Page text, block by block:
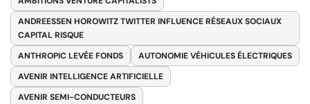
ANDREESSEN HOROWITZ TWITTER INFLUENCE RÉSEAUX SOCIAUX
CAPITAL RISQUE
ANTHROPIC LEVÉE FONDS
AUTONOMIE VÉHICULES ÉLECTRIQUES
AVENIR INTELLIGENCE ARTIFICIELLE
AVENIR SEMI-CONDUCTEURS